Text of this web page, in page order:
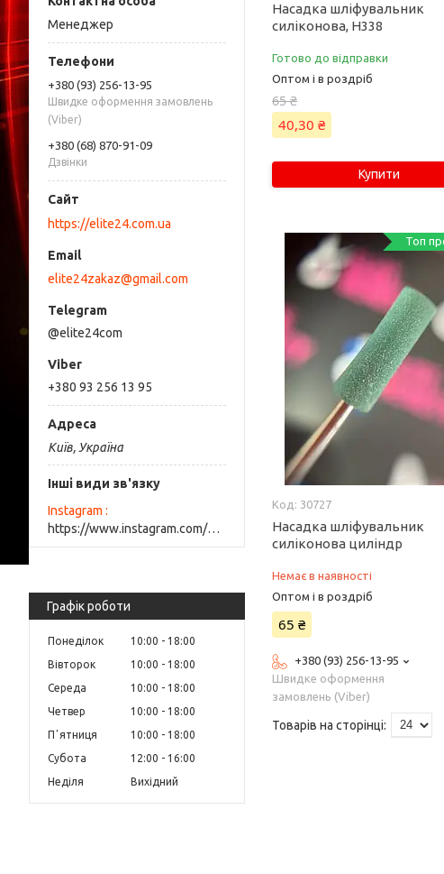
Менеджер
+380 (93) 256-13-95
Швидке оформення замовлень
(Viber)
+380 (68) 870-91-09
Дзвінки
https://elite24.com.ua
elite24zakaz@gmail.com
@elite24com
+380 93 256 13 95
Київ, Україна
Інші види зв'язку
Instagram
https://www.instagram.com/elite_beauty_lutsk/
Графік роботи
Понеділок 10:00
18:00
Вівторок
10:00
18:00
Середа
10:00
18:00
Четвер
10:00
18:00
Пʼятниця
10:00
18:00
Субота
12:00
16:00
Неділя
Вихідний
Насадка шліфувальник
силіконова, Н338
Готово до відправки
Оптом і в роздріб
65 ₴
40,30 ₴
Купити
Топ
30727
Насадка шліфувальник
силіконова циліндр
Немає в наявності
Оптом і в роздріб
65 ₴
+380 (93) 256-13-95
Швидке оформення
замовлень (Viber)